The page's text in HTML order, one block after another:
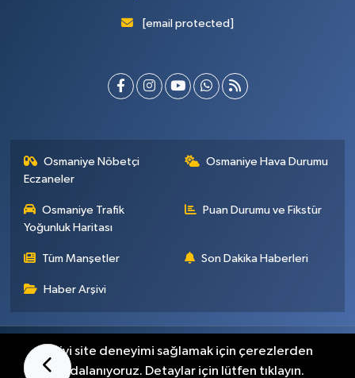
[email protected]
Osmaniye Nöbetçi
Eczaneler
Osmaniye Hava Durumu
Osmaniye Trafik
Yoğunluk Haritası
Puan Durumu ve Fikstür
Tüm Manşetler Son Dakika Haberleri
Haber Arşivi
Künye İletişim Gizlilik Sözleşmesi
En iyi site deneyimi sağlamak için çerezlerden
faydalanıyoruz. Detaylar için lütfen tıklayın.